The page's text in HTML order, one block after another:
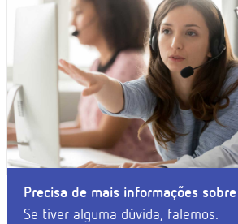
Precisa de mais informações
Se tiver alguma dúvida, falemos.